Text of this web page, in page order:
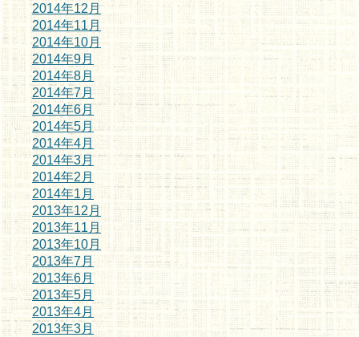
2014年12月
2014年11月
2014年10月
2014年9月
2014年8月
2014年7月
2014年6月
2014年5月
2014年4月
2014年3月
2014年2月
2014年1月
2013年12月
2013年11月
2013年10月
2013年7月
2013年6月
2013年5月
2013年4月
2013年3月